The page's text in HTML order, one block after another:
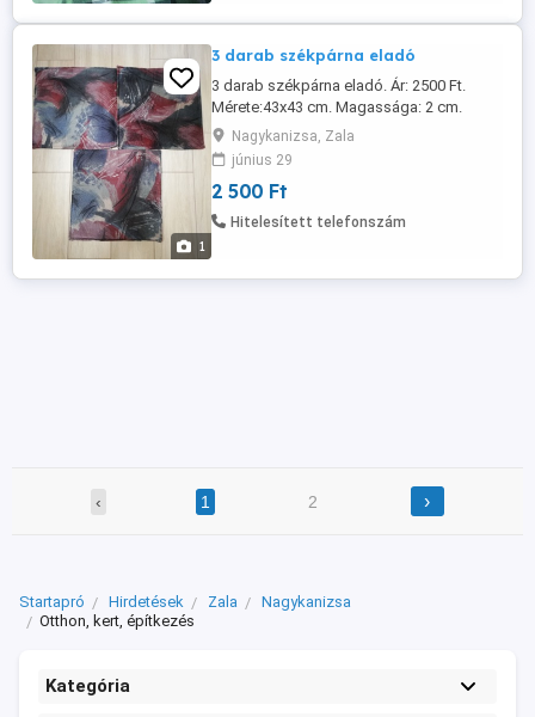
1
3 darab székpárna eladó
3 darab székpárna eladó. Ár: 2500 Ft.
Mérete:43x43 cm. Magassága: 2 cm.
Átvehető Nagykanizsán, nem postázom.
Nagykanizsa, Zala
június 29
2 500 Ft
Hitelesített telefonszám
‹ 1 2 ›
Startapró Hirdetések Zala
Nagykanizsa
Otthon, kert, építkezés
Kategória